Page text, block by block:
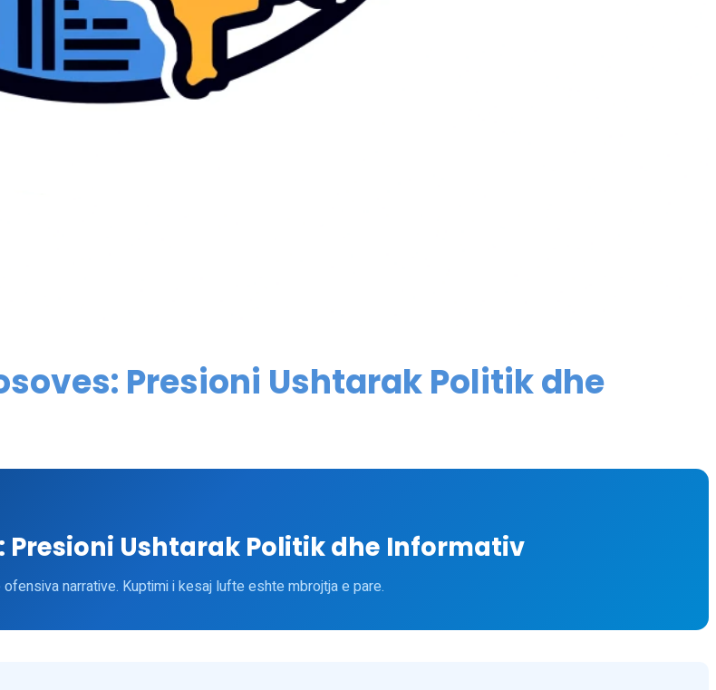
Presioni Ushtarak Politik dhe
Presioni Ushtarak Politik dhe Informativ
narrative. Kuptimi i kesaj lufte eshte mbrojtja e pare.